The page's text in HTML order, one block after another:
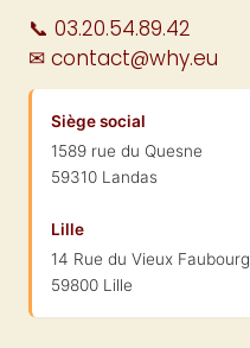
📞 03.20.54.89.42
✉ contact@why.eu
Siège social
1589 rue du Quesne
59310 Landas
Lille
14 Rue du Vieux Faubourg
59800 Lille